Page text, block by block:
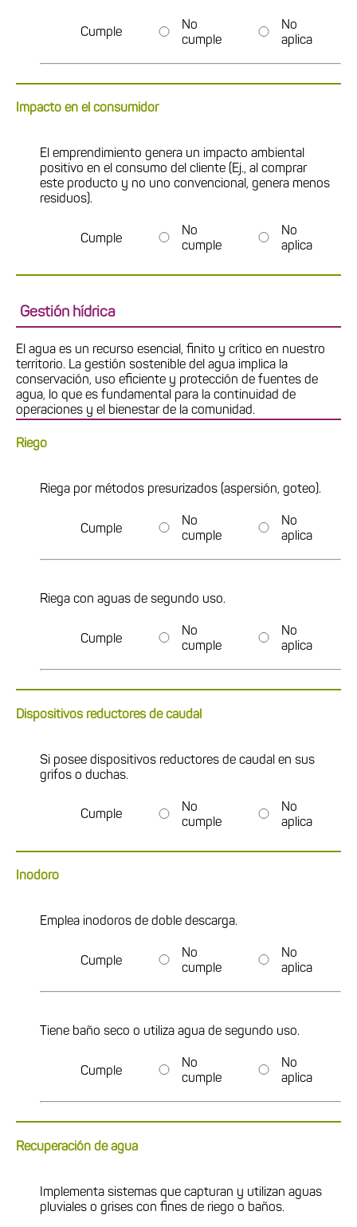
Cumple
No
cumple
No
aplica
Impacto en el consumidor
El emprendimiento genera un impacto ambiental
positivo en el consumo del cliente (Ej., al comprar
este producto y no uno convencional, genera menos
residuos).
Cumple
No
cumple
No
aplica
Gestión hídrica
El agua es un recurso esencial, finito y crítico en nuestro
territorio. La gestión sostenible del agua implica la
conservación, uso eficiente y protección de fuentes de
agua, lo que es fundamental para la continuidad de
operaciones y el bienestar de la comunidad.
Riego
Riega por métodos presurizados (aspersión, goteo).
Cumple
No
cumple
No
aplica
Riega con aguas de segundo uso.
Cumple
No
cumple
No
aplica
Dispositivos reductores de caudal
Si posee dispositivos reductores de caudal en sus
grifos o duchas.
Cumple
No
cumple
No
aplica
Inodoro
Emplea inodoros de doble descarga.
Cumple
No
cumple
No
aplica
Tiene baño seco o utiliza agua de segundo uso.
Cumple
No
cumple
No
aplica
Recuperación de agua
Implementa sistemas que capturan y utilizan aguas
pluviales o grises con fines de riego o baños.